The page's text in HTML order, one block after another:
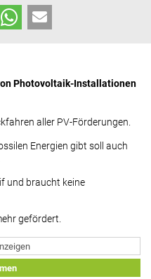
Photovoltaik-Installationen
aller PV-Förderungen.
Energien gibt soll auch
und braucht keine
gefördert.